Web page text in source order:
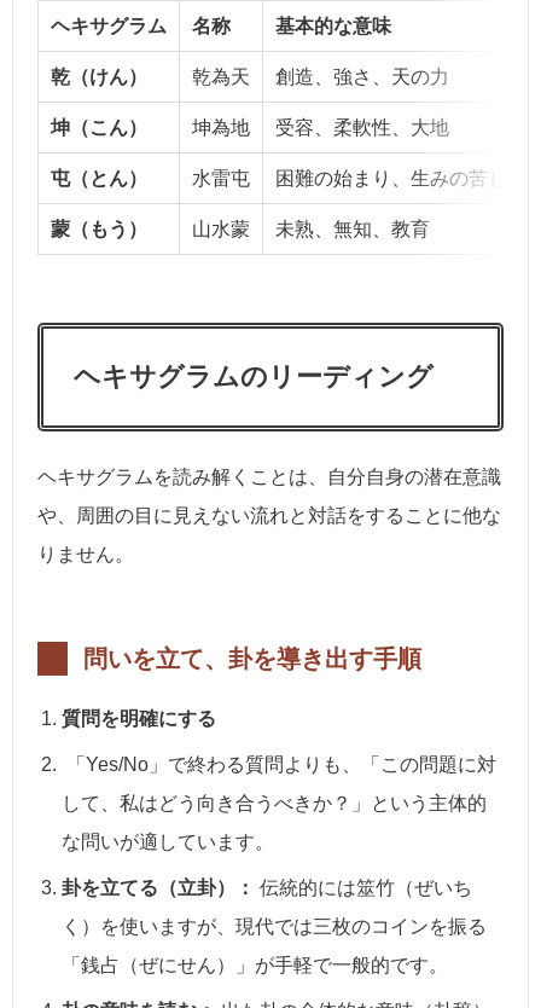
ヘキサグラム 名称 基本的な意味
乾（けん） 乾為天 創造、強さ、天の力
坤（こん） 坤為地 受容、柔軟性、大地
屯（とん） 水雷屯 困難の始まり、生みの苦しみ
蒙（もう） 山水蒙 未熟、無知、教育
ヘキサグラムのリーディング
ヘキサグラムを読み解くことは、自分自身の潜在意識
や、周囲の目に見えない流れと対話をすることに他な
りません。
問いを立て、卦を導き出す手順
質問を明確にする
「Yes/No」で終わる質問よりも、「この問題に対
して、私はどう向き合うべきか？」という主体的
な問いが適しています。
卦を立てる（立卦）： 伝統的には筮竹（ぜいち
く）を使いますが、現代では三枚のコインを振る
「銭占（ぜにせん）」が手軽で一般的です。